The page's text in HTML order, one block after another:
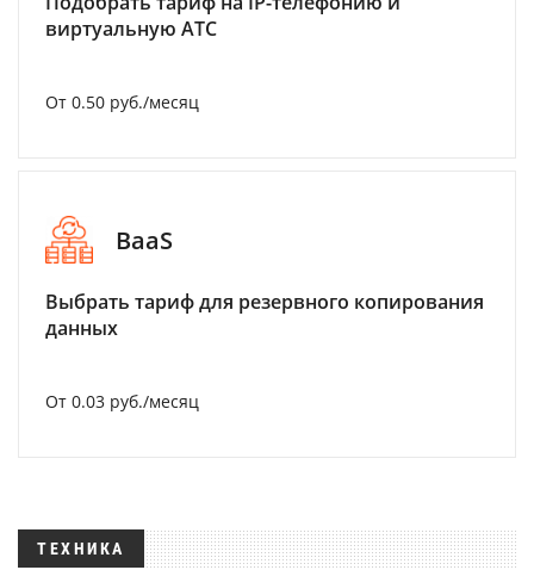
виртуальную АТС
От 0.50 руб./месяц
BaaS
Выбрать тариф для резервного копирования
данных
От 0.03 руб./месяц
ТЕХНИКА